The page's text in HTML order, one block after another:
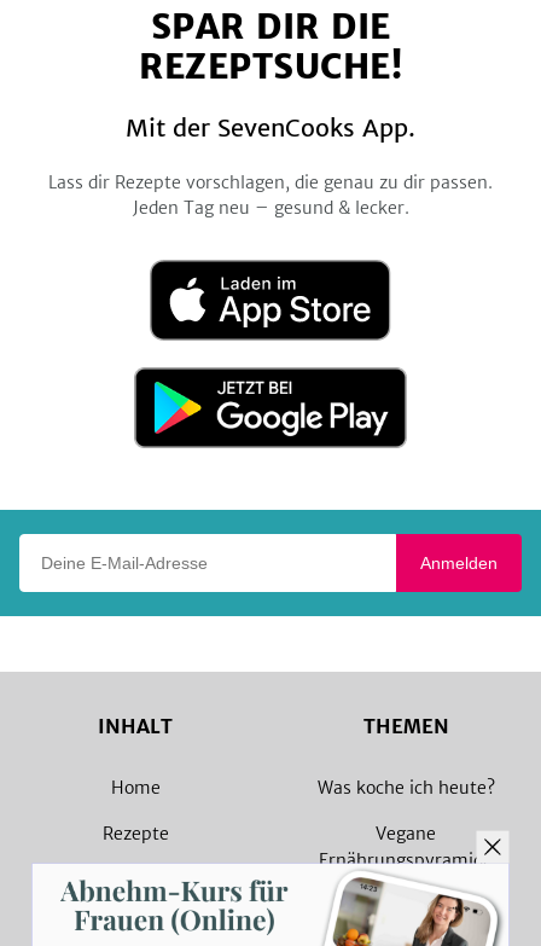
FacebookTwitterPinterestInstagramYouTube
SPAR DIR DIE
REZEPTSUCHE!
Mit der SevenCooks App.
Lass dir Rezepte vorschlagen, die genau zu dir passen.
Jeden Tag neu – gesund & lecker.
Laden
im
App
Jetzt
Google
Anmelden
INHALT
Home
Rezepte
Magazin
Sammlungen
THEMEN
Was koche ich heute?
Vegane
Ernährungspyramide
Vegane Rezepte